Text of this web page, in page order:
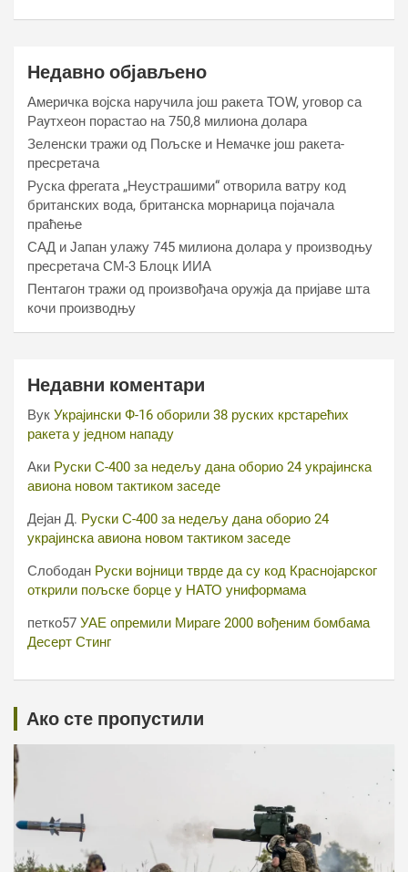
Недавно објављено
Америчка војска наручила још ракета ТОW, уговор са
Раyтхеон порастао на 750,8 милиона долара
Зеленски тражи од Пољске и Немачке још ракета-
пресретача
Руска фрегата „Неустрашими“ отворила ватру код
британских вода, британска морнарица појачала
праћење
САД и Јапан улажу 745 милиона долара у производњу
пресретача СМ-3 Блоцк ИИА
Пентагон тражи од произвођача оружја да пријаве шта
кочи производњу
Недавни коментари
Вук Украјински Ф-16 оборили 38 руских крстарећих
ракета у једном нападу
Аки Руски С-400 за недељу дана оборио 24 украјинска
авиона новом тактиком заседе
Дејан Д. Руски С-400 за недељу дана оборио 24
украјинска авиона новом тактиком заседе
Слободан Руски војници тврде да су код Краснојарског
открили пољске борце у НАТО униформама
петко57 УАЕ опремили Мираге 2000 вођеним бомбама
Десерт Стинг
Ако сте пропустили